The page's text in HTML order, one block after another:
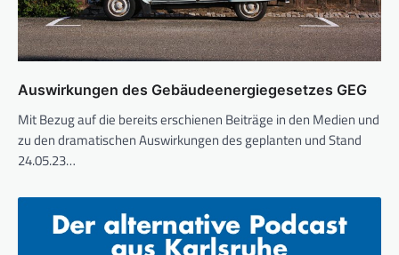
Auswirkungen des Gebäudeenergiegesetzes GEG
Mit Bezug auf die bereits erschienen Beiträge in den Medien und
zu den dramatischen Auswirkungen des geplanten und Stand
24.05.23…